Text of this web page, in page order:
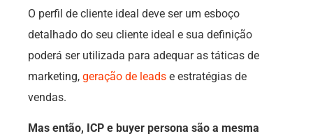
O perfil de cliente ideal deve ser um esboço
detalhado do seu cliente ideal e sua definição
poderá ser utilizada para adequar as táticas de
marketing, geração de leads e estratégias de
vendas.
Mas então, ICP e buyer persona são a mesma